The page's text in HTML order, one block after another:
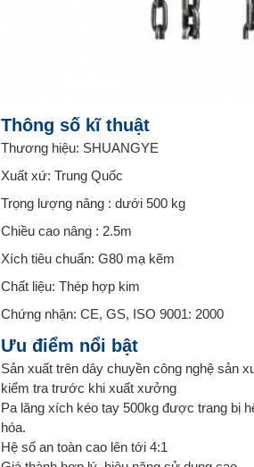
Thông số kĩ thuật
Thương hiệu: SHUANGYE
Xuất xứ: Trung Quốc
Trọng lượng nâng : dưới 500 kg
Chiều cao nâng : 2.5m
Xích tiêu chuẩn: G80 mạ kẽm
Chất liệu: Thép hợp kim
Chứng nhận: CE, GS, ISO 9001: 2000
Ưu điểm nổi bật
Sản xuất trên dây chuyền công nghệ sản
kiểm tra trước khi xuất xưởng
Pa lăng xích kéo tay 500kg được trang bị
hóa.
Hệ số an toàn cao lên tới 4:1